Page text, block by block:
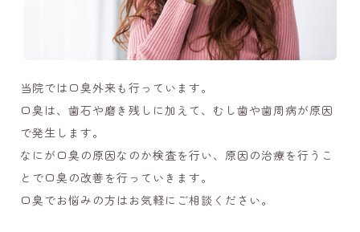
当院では口臭外来も行っています。
口臭は、歯石や磨き残しに加えて、むし歯や歯周病が原因
で発生します。
なにが口臭の原因なのか検査を行い、原因の治療を行うこ
とで口臭の改善を行っていきます。
口臭でお悩みの方はお気軽にご相談ください。